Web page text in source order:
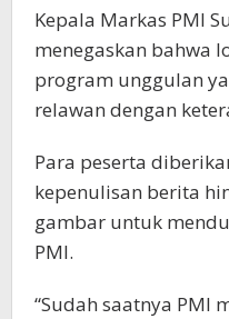
Kepala Markas PMI
menegaskan bahwa
program unggulan
relawan dengan
Para peserta
kepenulisan berita
gambar untuk
PMI.
“Sudah saatnya PMI